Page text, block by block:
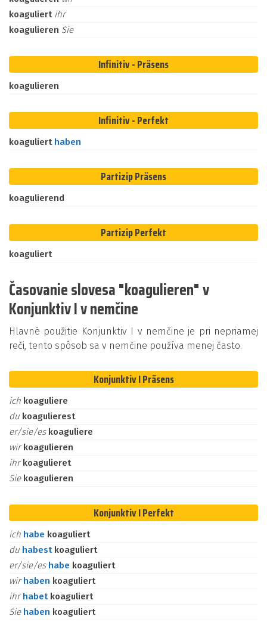
koaguliert ihr
koagulieren Sie
Infinitiv - Präsens
koagulieren
Infinitiv - Perfekt
koaguliert haben
Partizip Präsens
koagulierend
Partizip Perfekt
koaguliert
Časovanie slovesa "koagulieren" v
Konjunktiv I v nemčine
Hlavné použitie Konjunktiv I v nemčine je pri nepriamej
reči, tento spôsob sa v nemčine používa menej často.
Konjunktiv I Präsens
ich koaguliere
du koagulierest
er/sie/es koaguliere
wirkoagulieren
ihrkoagulieret
Sie koagulieren
Konjunktiv I Perfekt
ich habe koaguliert
du habest koaguliert
er/sie/es habe koaguliert
wirhaben koaguliert
ihrhabet koaguliert
Sie haben koaguliert